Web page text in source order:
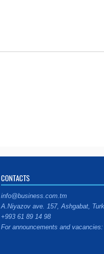
CONTACTS
info@business.com.tm
A.Niyazov ave. 157, Ashgabat,
+993 61 89 14 98
For announcements and